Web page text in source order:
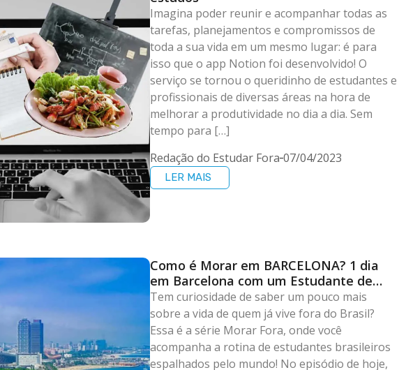
Imagina poder reunir e acompanhar todas as
tarefas, planejamentos e compromissos de
toda a sua vida em um mesmo lugar: é para
isso que o app Notion foi desenvolvido! O
serviço se tornou o queridinho de estudantes e
profissionais de diversas áreas na hora de
melhorar a produtividade no dia a dia. Sem
tempo para […]
Redação do Estudar Fora 07/04/2023
LER MAIS
Como é Morar em BARCELONA? 1 dia
em Barcelona com um Estudante de
Doutorado | Morar Fora 2022
Tem curiosidade de saber um pouco mais
sobre a vida de quem já vive fora do Brasil?
Essa é a série Morar Fora, onde você
acompanha a rotina de estudantes brasileiros
espalhados pelo mundo! No episódio de hoje,